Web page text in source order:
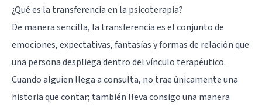
¿Qué es la transferencia en la psicoterapia?
De manera sencilla, la transferencia es el conjunto de
emociones, expectativas, fantasías y formas de relación que
una persona despliega dentro del vínculo terapéutico.
Cuando alguien llega a consulta, no trae únicamente una
historia que contar; también lleva consigo una manera